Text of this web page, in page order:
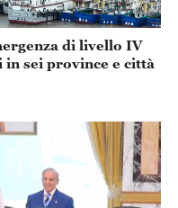
di livello IV
sei province e città